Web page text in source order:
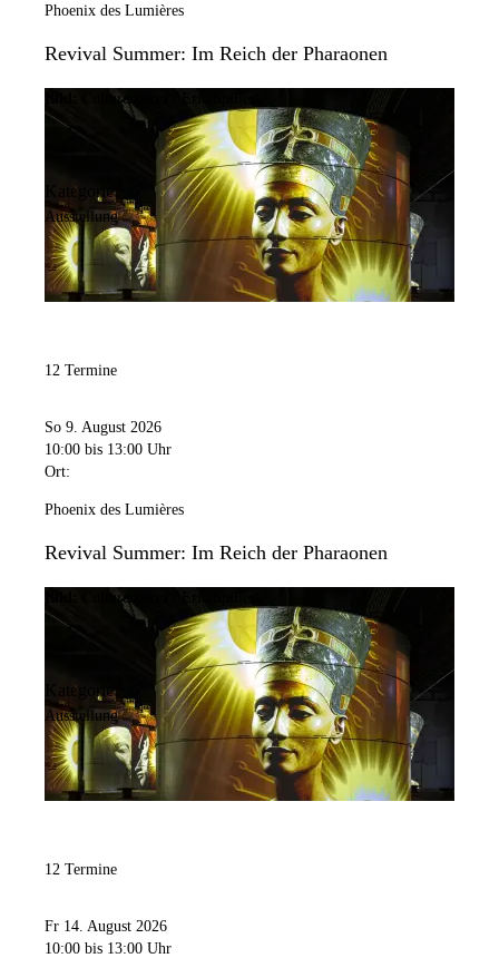
Phoenix des Lumières
Revival Summer: Im Reich der Pharaonen
Culturespaces / Eric Spiller
Kategorie:
Ausstellung
12 Termine
So 9. August 2026
10:00 bis 13:00 Uhr
Ort:
Phoenix des Lumières
Revival Summer: Im Reich der Pharaonen
Culturespaces / Eric Spiller
Kategorie:
Ausstellung
12 Termine
Fr 14. August 2026
10:00 bis 13:00 Uhr